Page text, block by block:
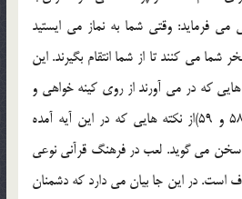
فرمايد: وقتي شما به نماز مي ايستيد
شما مي كنند تا از شما انتقام بگيرند. اين
كه در مي آورند از روي كينه خواهي و
انتقام جويي است. (مائده آيه 58 و 59)از نكته هايي كه در اين آيه آمده
مي گويد. لعب در فرهنگ قرآني نوعي
است. در اين جا بيان مي دارد كه دشمنان